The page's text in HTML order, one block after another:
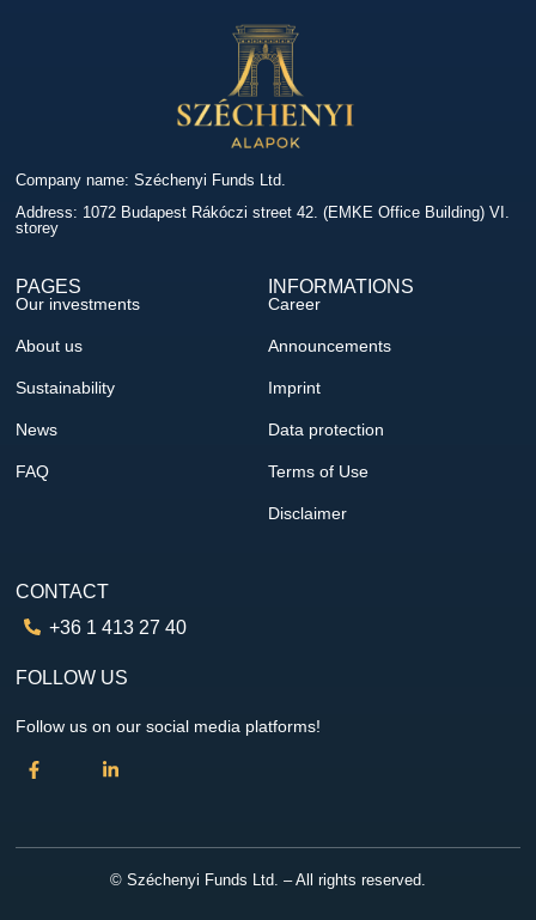
Company name: Széchenyi Funds Ltd.
Address: 1072 Budapest Rákóczi street 42. (EMKE Office Building) VI.
storey
PAGES
Our investments
About us
Sustainability
News
FAQ
INFORMATIONS
Career
Announcements
Imprint
Data protection
Terms of Use
Disclaimer
CONTACT
+36 1 413 27 40
FOLLOW US
Follow us on our social media platforms!
© Széchenyi Funds Ltd. – All rights reserved.